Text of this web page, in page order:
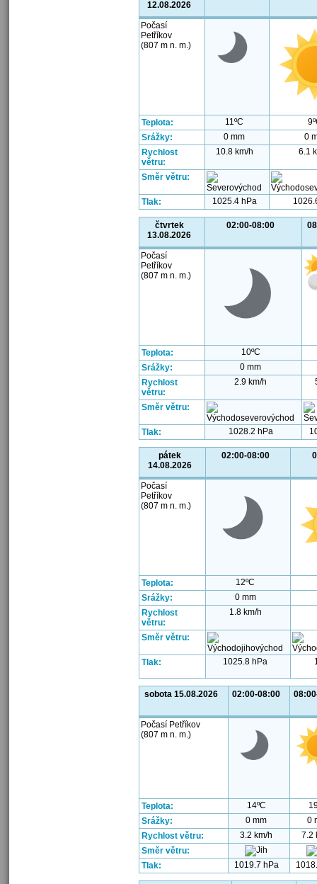
12.08.2026
Počasí
Petříkov
(807 m n. m.)
Teplota: 11ºC
Srážky:
0 mm
0
Rychlost
větru:
10.8 km/h 6.1
Směr větru:
Tlak: 1025.4 hPa
čtvrtek
13.08.2026
02:00-08:00
Počasí
Petříkov
(807 m n. m.)
Teplota:
10ºC
Srážky:
0 mm
Rychlost
větru:
2.9 km/h
Směr větru:
Tlak: 1028.2 hPa
pátek
14.08.2026
02:00-08:00
Počasí
Petříkov
(807 m n. m.)
Teplota:
12ºC
Srážky:
0 mm
Rychlost
větru:
1.8 km/h
Směr větru:
Tlak: 1025.8 hPa
sobota 15.08.2026 02:00-08:00
Počasí Petříkov
(807 m n. m.)
Teplota: 14ºC
Srážky:
0 mm
0
Rychlost větru:
3.2 km/h
7.2
Směr větru:
Tlak:
1019.7 hPa